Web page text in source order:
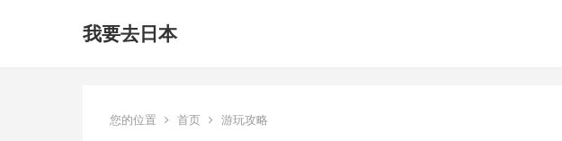
我要去日本
您的位置 首页 游玩攻略